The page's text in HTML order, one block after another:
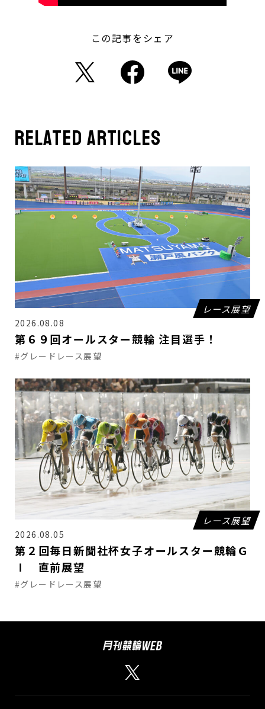
この記事をシェア
related articles
レース展望
2026.08.08
第６９回オールスター競輪 注目選手！
#グレードレース展望
レース展望
2026.08.05
第２回毎日新聞社杯女子オールスター競輪Ｇ
Ⅰ 直前展望
#グレードレース展望